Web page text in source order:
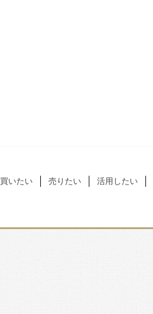
買いたい 売りたい 活用したい